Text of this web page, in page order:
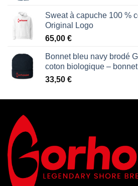
Sweat à capuche 100 %
Original Logo
65,00 €
Bonnet bleu navy brodé
coton biologique –
33,50 €